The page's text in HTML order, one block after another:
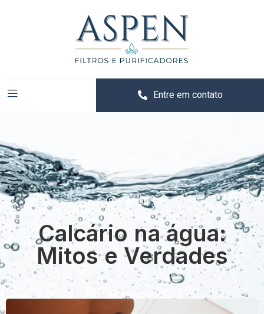
Entre em contato
admin
Calcário na água:
Mitos e Verdades
18 de abril de 2025